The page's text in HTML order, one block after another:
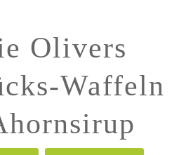
Olivers
Waffeln